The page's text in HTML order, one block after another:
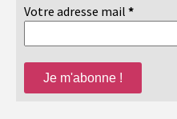
Votre adresse mail *